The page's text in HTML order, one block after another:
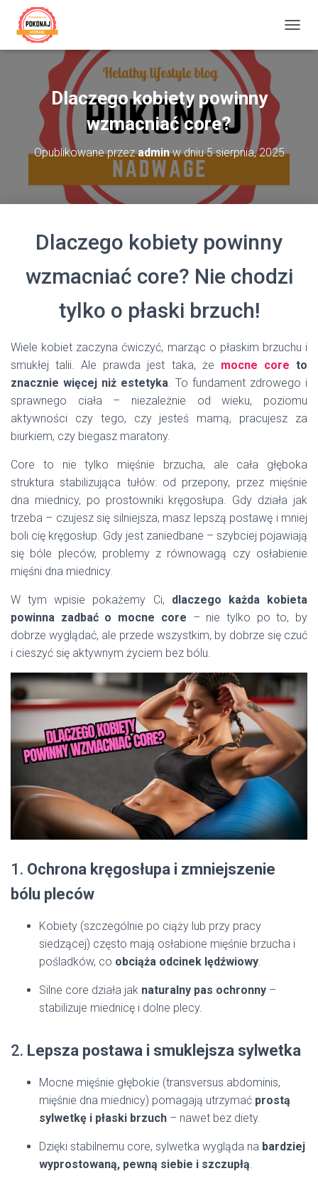
R
Dlaczego kobiety powinny
wzmacniać core?
Opublikowane przezadminw dniu5 sierpnia, 2025
Dlaczego kobiety powinny
wzmacniać core? Nie chodzi
tylko o płaski brzuch!
Wiele kobiet zaczyna ćwiczyć, marząc o płaskim brzuchu i
smukłej talii. Ale prawda jest taka, że mocne core to
znacznie więcej niż estetyka. To fundament zdrowego i
sprawnego ciała – niezależnie od wieku, poziomu
aktywności czy tego, czy jesteś mamą, pracujesz za
biurkiem, czy biegasz maratony.
Core to nie tylko mięśnie brzucha, ale cała głęboka
struktura stabilizująca tułów: od przepony, przez mięśnie
dna miednicy, po prostowniki kręgosłupa. Gdy działa jak
trzeba – czujesz się silniejsza, masz lepszą postawę i mniej
boli cię kręgosłup. Gdy jest zaniedbane – szybciej pojawiają
się bóle pleców, problemy z równowagą czy osłabienie
mięśni dna miednicy.
W tym wpisie pokażemy Ci, dlaczego każda kobieta
powinna zadbać o mocne core – nie tylko po to, by
dobrze wyglądać, ale przede wszystkim, by dobrze się czuć
i cieszyć się aktywnym życiem bez bólu.
1. Ochrona kręgosłupa i zmniejszenie
bólu pleców
Kobiety (szczególnie po ciąży lub przy pracy
siedzącej) często mają osłabione mięśnie brzucha i
pośladków, co obciąża odcinek lędźwiowy.
Silne core działa jak naturalny pas ochronny –
stabilizuje miednicę i dolne plecy.
2. Lepsza postawa i smuklejsza sylwetka
Mocne mięśnie głębokie (transversus abdominis,
mięśnie dna miednicy) pomagają utrzymać prostą
sylwetkę i płaski brzuch – nawet bez diety.
Dzięki stabilnemu core, sylwetka wygląda na bardziej
wyprostowaną, pewną siebie i szczupłą.